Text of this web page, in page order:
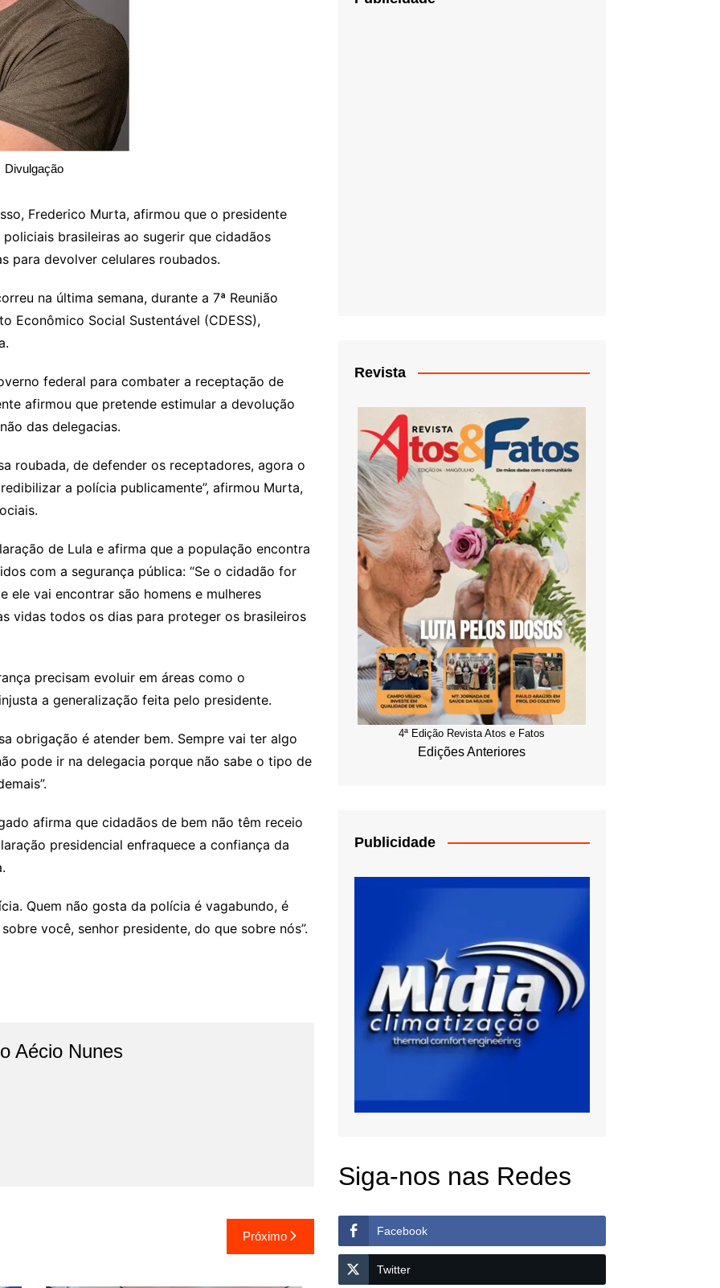
Divulgação
Frederico Murta, afirmou que o presidente
brasileiras ao sugerir que cidadãos
para devolver celulares roubados.
na última semana, durante a 7ª Reunião
Econômico Social Sustentável (CDESS),
federal para combater a receptação de
afirmou que pretende estimular a devolução
das delegacias.
roubada, de defender os receptadores, agora o
a polícia publicamente”, afirmou Murta,
de Lula e afirma que a população encontra
com a segurança pública: “Se o cidadão for
ele vai encontrar são homens e mulheres
vidas todos os dias para proteger os brasileiros
precisam evoluir em áreas como o
a generalização feita pelo presidente.
obrigação é atender bem. Sempre vai ter algo
pode ir na delegacia porque não sabe o tipo de
afirma que cidadãos de bem não têm receio
presidencial enfraquece a confiança da
Quem não gosta da polícia é vagabundo, é
você, senhor presidente, do que sobre nós”.
Aécio Nunes
Próximo
Revista
4ª Edição Revista Atos e Fatos
Edições Anteriores
Publicidade
Siga-nos nas Redes
Facebook
Twitter